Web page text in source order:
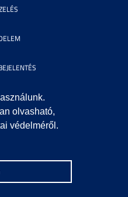
olvasható,
védelméről.
ADATOK